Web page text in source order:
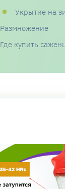
Укрытие на
Размножение
Где купить